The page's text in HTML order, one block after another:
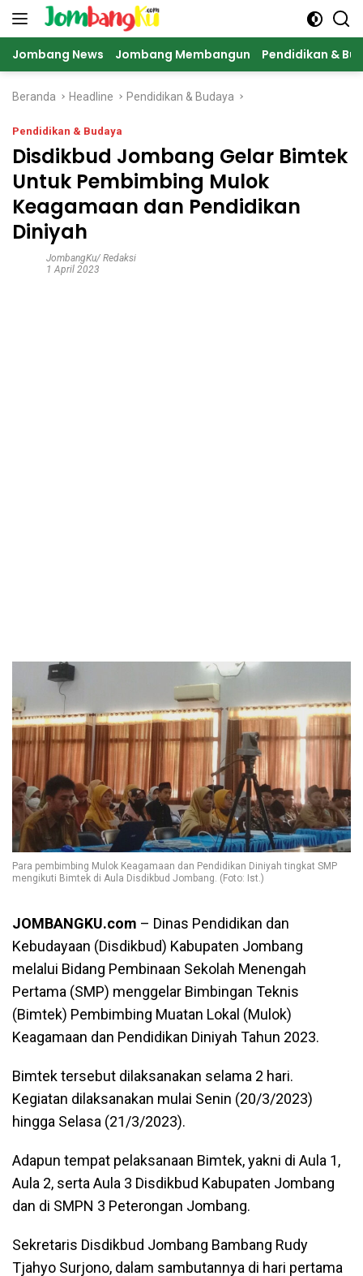
Langsung
Jombang News Jombang Membangun Pendidikan &
Beranda Headline Pendidikan & Budaya
Pendidikan & Budaya
Disdikbud Jombang Gelar Bimtek
Untuk Pembimbing Mulok
Keagamaan dan Pendidikan
Diniyah
JombangKu/ Redaksi
1 April 2023
Para pembimbing Mulok Keagamaan dan Pendidikan Diniyah tingkat SMP
mengikuti Bimtek di Aula Disdikbud Jombang. (Foto: Ist.)
JOMBANGKU.com – Dinas Pendidikan dan
Kebudayaan (Disdikbud) Kabupaten Jombang
melalui Bidang Pembinaan Sekolah Menengah
Pertama (SMP) menggelar Bimbingan Teknis
(Bimtek) Pembimbing Muatan Lokal (Mulok)
Keagamaan dan Pendidikan Diniyah Tahun 2023.
Bimtek tersebut dilaksanakan selama 2 hari.
Kegiatan dilaksanakan mulai Senin (20/3/2023)
hingga Selasa (21/3/2023).
Adapun tempat pelaksanaan Bimtek, yakni di Aula 1,
Aula 2, serta Aula 3 Disdikbud Kabupaten Jombang
dan di SMPN 3 Peterongan Jombang.
Sekretaris Disdikbud Jombang Bambang Rudy
Tjahyo Surjono, dalam sambutannya di hari pertama